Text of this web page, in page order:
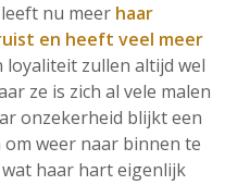
nu meer haar
en heeft veel meer
loyaliteit zullen altijd wel
ze is zich al vele malen
onzekerheid blijkt een
weer naar binnen te
haar hart eigenlijk